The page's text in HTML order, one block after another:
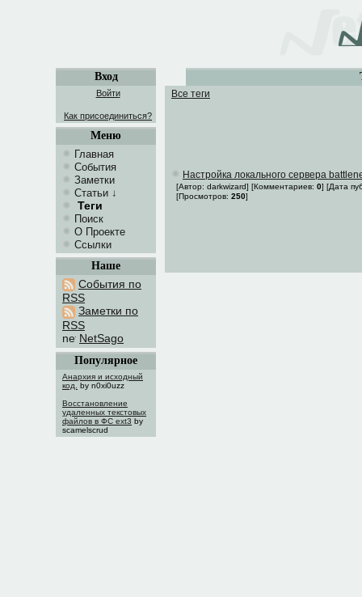
Вход
Войти
Как присоединиться?
Меню
Главная
События
Заметки
Статьи ↓
Теги
Поиск
О Проекте
Ссылки
Наше
События по
RSS
Заметки по
RSS
NetSago
Популярное
Анархия и исходный
код.
by n0xi0uzz
Восстановление
удаленных текстовых
файлов в ФС ext3 by
scamelscrud
Все теги
Настройка локального сервера
[Автор: darkwizard] [Комментариев: 0] [Дата
[Просмотров: 250]